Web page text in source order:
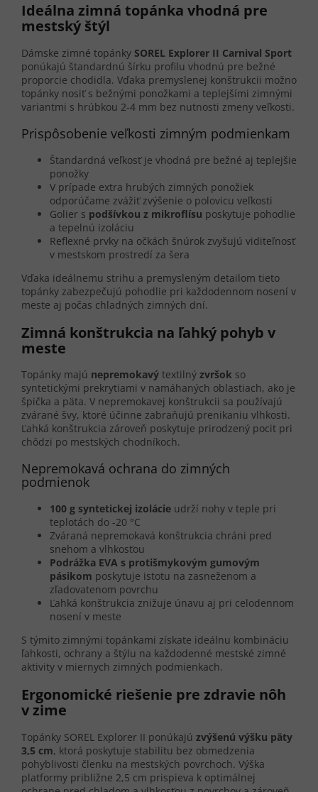
Ideálna zimná topánka vhodná pre
mestský štýl
Dámske zimné topánky SOREL Explorer II Carnival Sport
ponúkajú štandardnú šírku profilu vhodnú pre bežné
proporcie chodidla. Vďaka premyslenej konštrukcii možno
topánky nosiť s bežnými ponožkami a teplejšími zimnými
variantmi s hrúbkou 2-4 mm bez nutnosti zmeny veľkosti.
Prispôsobenie veľkosti zimným podmienkam
Štandardná veľkosť je vhodná pre bežné aj teplejšie
ponožky
V prípade extra hrubých zimných ponožiek
odporúčame zvážiť zvýšenie o polovicu veľkosti
Golier s podšívkou z mikroflísu poskytuje pohodlie
a tepelnú izoláciu
Reflexné prvky na očkách šnúrok zvyšujú viditeľnosť
v mestskom prostredí za šera
Vďaka ideálnemu strihu a premysleným detailom tieto
topánky zabezpečujú pohodlie pri každodennom nosení v
meste aj počas chladných zimných dní.
Zimná konštrukcia na ľahký pohyb v
meste
Topánky majú nepremokavý textilný zvršok so
syntetickými prekrytiami v namáhaných oblastiach, ako je
špička a päta. V nepremokavej konštrukcii sa používajú
zvárané švy, ktoré účinne zabraňujú prenikaniu vlhkosti.
Ľahká konštrukcia zároveň poskytuje prirodzený pocit pri
chôdzi po mestských chodníkoch.
Nepremokavá ochrana do zimných
podmienok
100 g syntetickej izolácie udrží nohy v teple pri
teplotách do -20 °C
Zváraná nepremokavá konštrukcia chráni pred
snehom a vlhkosťou
Podrážka EVA s protišmykovým gumovým
pásikom poskytuje istotu na zasneženom a
zľadovatenom povrchu
Ľahká konštrukcia znižuje únavu aj pri celodennom
nosení v meste
S týmito zimnými topánkami získate ideálnu kombináciu
ľahkosti, ochrany a štýlu na každodenné mestské zimné
aktivity v miernych zimných podmienkach.
Ergonomické riešenie pre zdravie nôh
v zime
Topánky SOREL Explorer II ponúkajú zvýšenú výšku päty
3,5 cm, ktorá poskytuje stabilitu bez obmedzenia
pohyblivosti členku na mestských povrchoch. Výška
platformy približne 2,5 cm prispieva k optimálnej